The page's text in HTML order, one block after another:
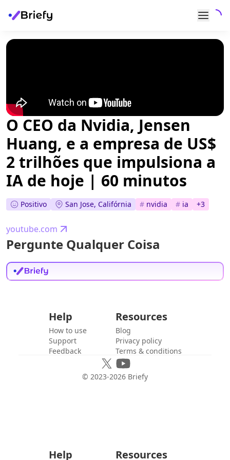
O CEO da Nvidia, Jensen
Huang, e a empresa de US$
2 trilhões que impulsiona a
IA de hoje | 60 minutos
Positivo San Jose, Califórnia # nvidia # ia +3
youtube.com
Pergunte Qualquer Coisa
Help
How to use
Support
Feedback
Resources
Blog
Privacy policy
Terms & conditions
© 2023-2026 Briefy
Help Resources